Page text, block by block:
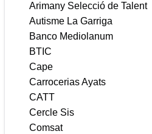
Arimany Selecció de Talent
Autisme La Garriga
Banco Mediolanum
BTIC
Cape
Carrocerias Ayats
CATT
Cercle Sis
Comsat